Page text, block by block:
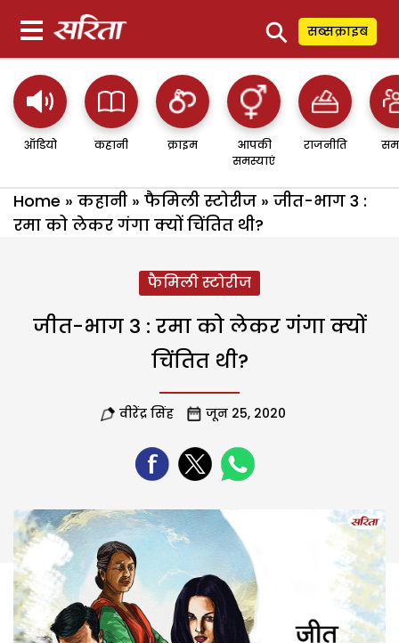
⚲ सब्सक्राइब
ऑडियो कहानी क्राइम
आपकी
समस्याएं
राजनीति
Home » कहानी » फैमिली स्टोरीज » जीत-भाग 3 :
रमा को लेकर गंगा क्यों चिंतित थी?
फैमिली स्टोरीज
जीत-भाग 3 : रमा को लेकर गंगा क्यों
चिंतित थी?
वीरेंद्र सिंह जून 25, 2020